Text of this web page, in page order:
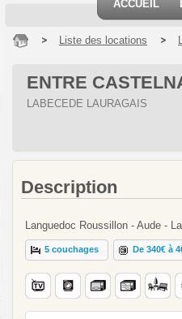
ACCUEIL
Liste des locations
ENTRE
LABECEDE LAURAGAIS
Description
Languedoc Roussillon - Aude -
5 couchages De 340€ à